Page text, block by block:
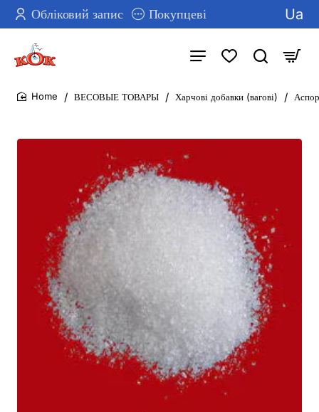
Обліковий запис Покупцеві Ua
ВЕСОВЫЕ ТОВАРЫ Харчові добавки (вагові)